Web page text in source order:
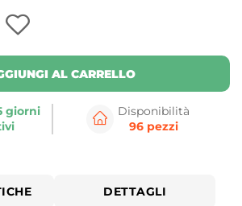
AL CARRELLO
giorni
Disponibilità
96 pezzi
DETTAGLI